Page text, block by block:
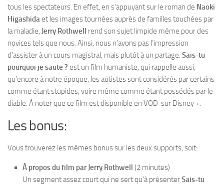
tous les spectateurs. En effet, en s’appuyant sur le roman de Naoki
Higashidaet les images tournées auprès de familles touchées par
la maladie, Jerry Rothwell rend son sujet limpide même pour des
novices tels que nous. Ainsi, nous n’avons pas l’impression
d’assister à un cours magistral, mais plutôt à un partage. Sais-tu
pourquoi je saute ? est un film humaniste, qui rappelle aussi,
qu’encore à notre époque, les autistes sont considérés par certains
comme étant stupides, voire même comme étant possédés par le
diable. À noter que ce film est disponible en VOD sur Disney +.
Les bonus:
Vous trouverez les mêmes bonus sur les deux supports, soit:
À propos du film parJerry Rothwell (2 minutes)
Un segment assez court qui ne sert qu’à présenterSais-tu